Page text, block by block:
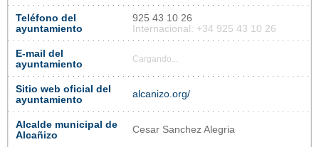
Teléfono del
ayuntamiento
925 43 10 26
Internacional: +34 925 43 10 26
E-mail del
ayuntamiento
Cargando...
Sitio web oficial del
ayuntamiento
alcanizo.org/
Alcalde municipal de
Alcañizo
Cesar Sanchez Alegria